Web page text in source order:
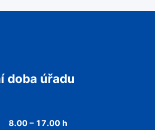
doba úřadu
8.00 – 17.00 h